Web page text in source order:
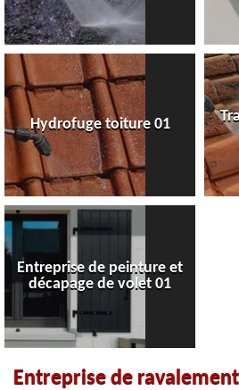
Hydrofuge toiture 01
Entreprise de peinture et
décapage de volet 01
Entreprise de